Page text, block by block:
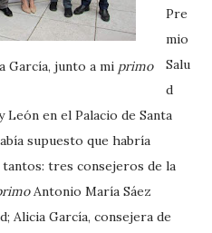
García, junto a mi primo
Pre
mio
Salu
d
León en el Palacio de Santa
supuesto que habría
tres consejeros de la
Antonio María Sáez
Alicia García, consejera de